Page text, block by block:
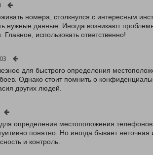
номера, столкнулся с интересным
нужные данные. Иногда возникают
использовать ответственно!
для быстрого определения
Однако стоит помнить о
других людей.
определения местоположения
понятно. Но иногда бывает
и контроль.